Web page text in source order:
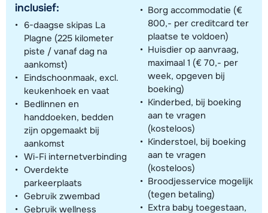
inclusief:
6-daagse skipas La
Plagne (225 kilometer
piste / vanaf dag na
aankomst)
Eindschoonmaak, excl.
keukenhoek en vaat
Bedlinnen en
handdoeken, bedden
zijn opgemaakt bij
aankomst
Wi-Fi internetverbinding
Overdekte
parkeerplaats
Gebruik zwembad
Gebruik wellness
Borg accommodatie (€
800,- per creditcard ter
plaatse te voldoen)
Huisdier op aanvraag,
maximaal 1 (€ 70,- per
week, opgeven bij
boeking)
Kinderbed, bij boeking
aan te vragen
(kosteloos)
Kinderstoel, bij boeking
aan te vragen
(kosteloos)
Broodjesservice mogelijk
(tegen betaling)
Extra baby toegestaan,